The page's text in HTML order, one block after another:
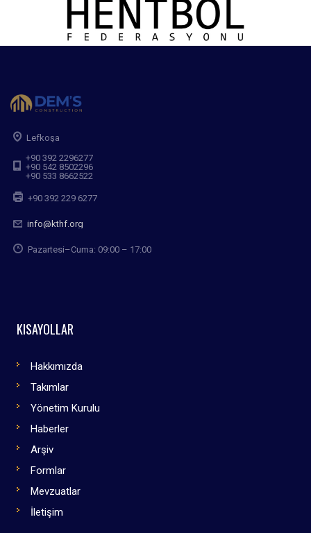
Lefkoşa
+90 392 2296277
+90 542 8502296
+90 533 8662522
+90 392 229 6277
info@kthf.org
Pazartesi–Cuma: 09:00 – 17:00
KISAYOLLAR
Hakkımızda
Takımlar
Yönetim Kurulu
Haberler
Arşiv
Formlar
Mevzuatlar
İletişim